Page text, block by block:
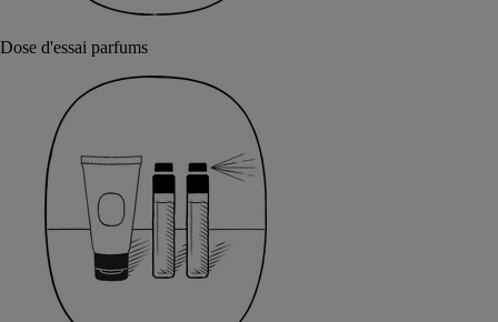
Dose d'essai parfums